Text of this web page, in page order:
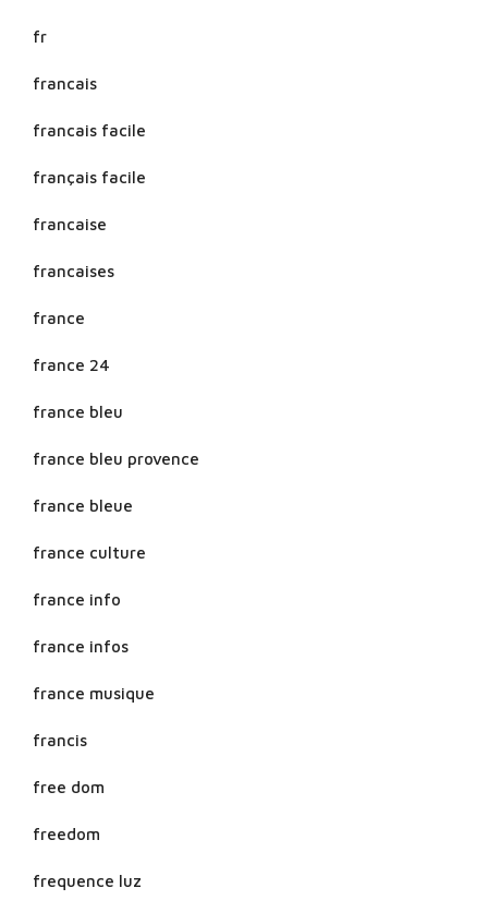
fr
francais
francais facile
français facile
francaise
francaises
france
france 24
france bleu
france bleu provence
france bleue
france culture
france info
france infos
france musique
francis
free dom
freedom
frequence luz